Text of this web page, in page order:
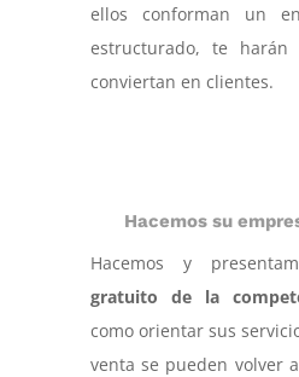
ellos conforman un
estructurado, te
conviertan en clientes.
Hacemos su
Hacemos y
gratuito de la
como orientar sus
venta se pueden volver